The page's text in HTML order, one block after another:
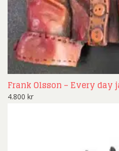
Frank Olsson – Every day
4.800 kr